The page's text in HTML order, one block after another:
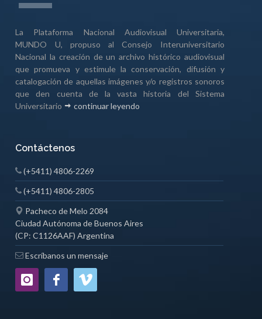
La Plataforma Nacional Audiovisual Universitaria,
MUNDO U, propuso al Consejo Interuniversitario
Nacional la creación de un archivo histórico audiovisual
que promueva y estimule la conservación, difusión y
catalogación de aquellas imágenes y/o registros sonoros
que den cuenta de la vasta historia del Sistema
Universitario
continuar leyendo
Contáctenos
(+5411) 4806-2269
(+5411) 4806-2805
Pacheco de Melo 2084
Ciudad Autónoma de Buenos Aires
(CP: C1126AAF) Argentina
Escríbanos un mensaje